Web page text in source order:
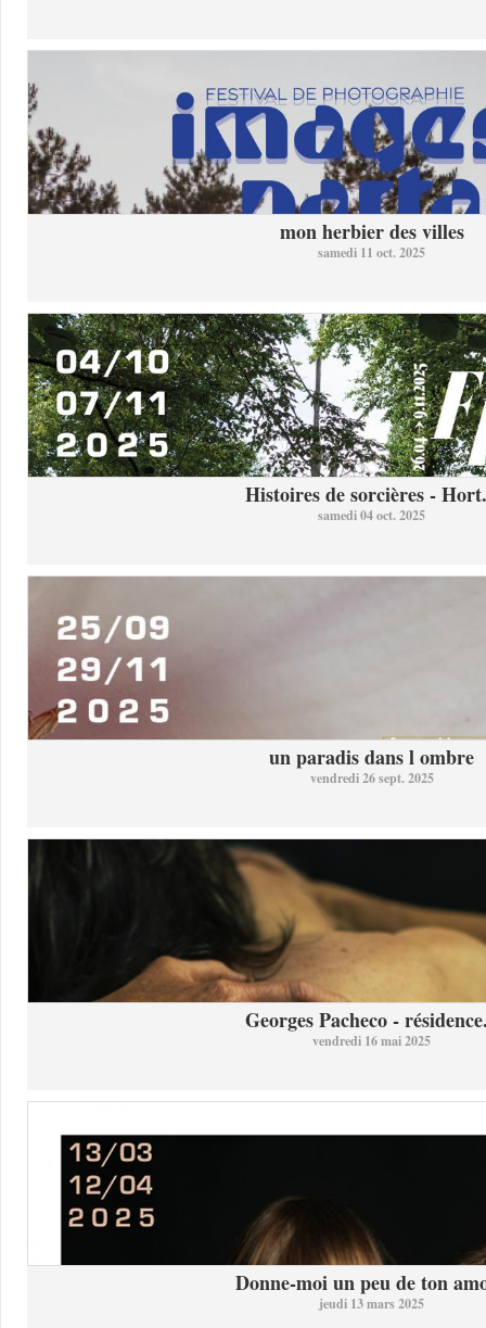
mon herbier des villes
samedi 11 oct. 2025
Histoires de sorcières -
samedi 04 oct. 2025
un paradis dans l ombre
vendredi 26 sept. 2025
Georges Pacheco -
vendredi 16 mai 2025
Donne-moi un peu de ton
jeudi 13 mars 2025